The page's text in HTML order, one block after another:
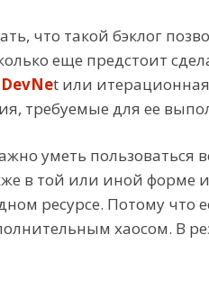
что такой бэклог
еще предстоит
t или
требуемые для ее
уметь
в той или иной форме
ресурсе. Потому что
хаосом. В